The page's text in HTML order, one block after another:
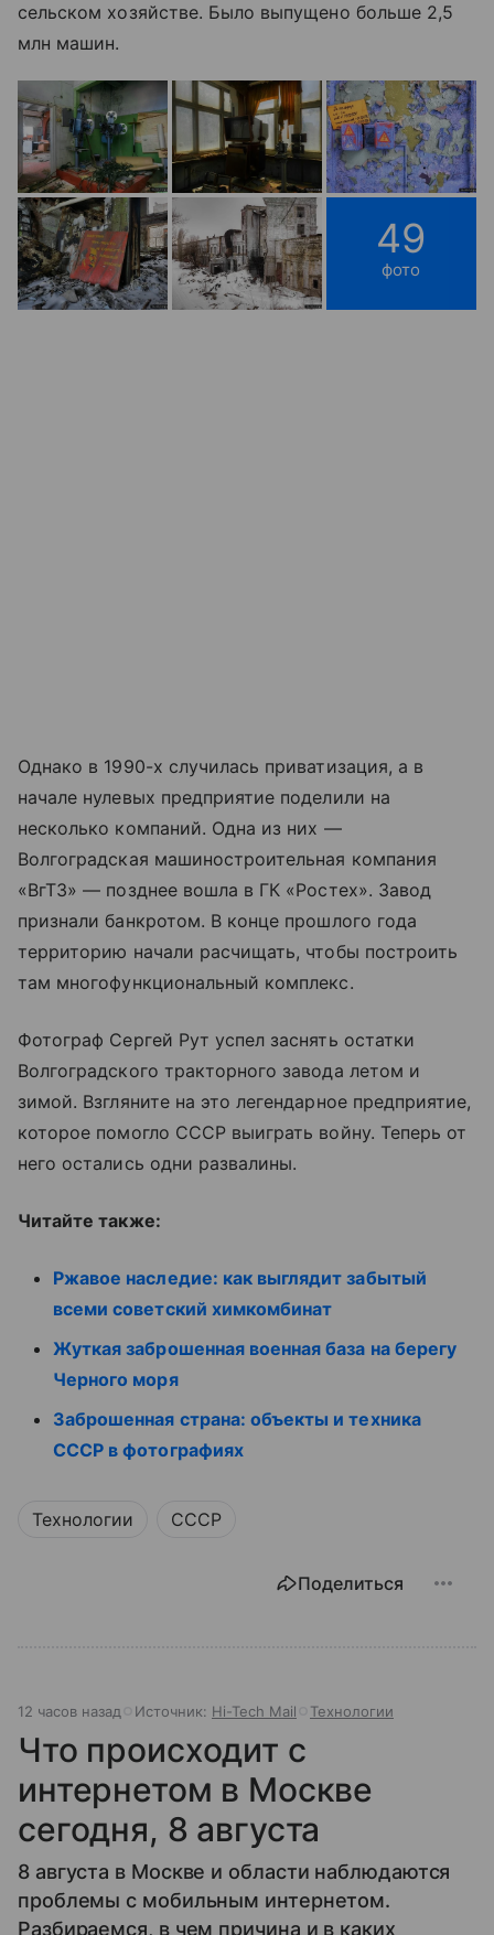
сельском хозяйстве. Было выпущено больше 2,5
млн машин.
49
фото
Однако в 1990-х случилась приватизация, а в
начале нулевых предприятие поделили на
несколько компаний. Одна из них —
Волгоградская машиностроительная компания
«ВгТЗ» — позднее вошла в ГК «Ростех». Завод
признали банкротом. В конце прошлого года
территорию начали расчищать, чтобы построить
там многофункциональный комплекс.
Фотограф Сергей Рут успел заснять остатки
Волгоградского тракторного завода летом и
зимой. Взгляните на это легендарное предприятие,
которое помогло СССР выиграть войну. Теперь от
него остались одни развалины.
Читайте также:
Ржавое наследие: как выглядит забытый
всеми советский химкомбинат
Жуткая заброшенная военная база на берегу
Черного моря
Заброшенная страна: объекты и техника
СССР в фотографиях
Технологии СССР
Поделиться
12 часов назад Источник: Hi-Tech Mail Технологии
Что происходит с
интернетом в Москве
сегодня, 8 августа
8 августа в Москве и области наблюдаются
проблемы с мобильным интернетом.
Разбираемся, в чем причина и в каких